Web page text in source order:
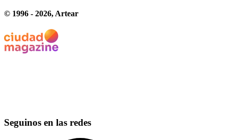
© 1996 - 2026, Artear
Seguinos en las redes